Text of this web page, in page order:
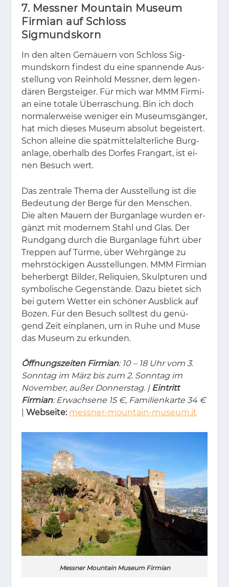
7. Messner Mountain Museum
Firmian auf Schloss
Sigmundskorn
In den al­ten Ge­mäu­ern von Schloss Sig­
munds­korn fin­dest du eine span­nen­de Aus­
stel­lung von Rein­hold Mess­ner, dem le­gen­
dä­ren Berg­stei­ger. Für mich war MMM Fir­mi­
an eine to­ta­le Über­ra­schung. Bin ich doch
nor­ma­ler­wei­se we­ni­ger ein Mu­se­ums­gän­ger,
hat mich die­ses Mu­se­um ab­so­lut be­geis­tert.
Schon al­lei­ne die spät­mit­tel­al­ter­li­che Burg­
an­la­ge, ober­halb des Dor­fes Fran­g­art, ist ei­
nen Be­such wert.
Das zen­tra­le The­ma der Aus­stel­lung ist die
Be­deu­tung der Ber­ge für den Men­schen.
Die al­ten Mau­ern der Burg­an­la­ge wur­den er­
gänzt mit mo­der­nem Stahl und Glas. Der
Rund­gang durch die Burg­an­la­ge führt über
Trep­pen auf Tür­me, über Wehr­gän­ge zu
mehr­stö­cki­gen Aus­stel­lun­gen. MMM Fir­mi­an
be­her­bergt Bil­der, Re­li­qui­en, Skulp­tu­ren und
sym­bo­li­sche Ge­gen­stän­de. Dazu bie­tet sich
bei gu­tem Wet­ter ein schö­ner Aus­blick auf
Bo­zen. Für den Be­such soll­test du ge­nü­
gend Zeit ein­pla­nen, um in Ruhe und Muse
das Mu­se­um zu er­kun­den.
Öffnungszeiten Firmian: 10 – 18 Uhr vom 3.
Sonntag im März bis zum 2. Sonntag im
November, außer Donnerstag. | Eintritt
Firmian: Erwachsene 15 €, Familienkarte 34 €
|Webseite: messner-mountain-museum.it
Messner Mountain Museum Firmian